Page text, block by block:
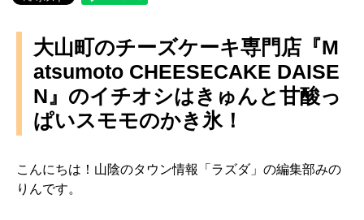
大山町のチーズケーキ専門店『M
atsumoto CHEESECAKE DAISE
N』のイチオシはきゅんと甘酸っ
ぱいスモモのかき氷！
こんにちは！山陰のタウン情報「ラズダ」の編集部みの
りんです。